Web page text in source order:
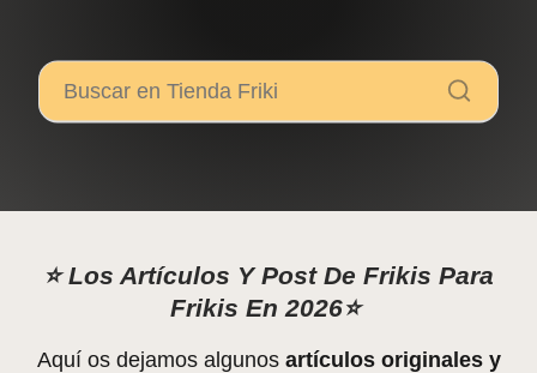
⭐Los Artículos Y Post De Frikis Para
Frikis En 2026⭐
Aquí os dejamos algunos artículos originales y